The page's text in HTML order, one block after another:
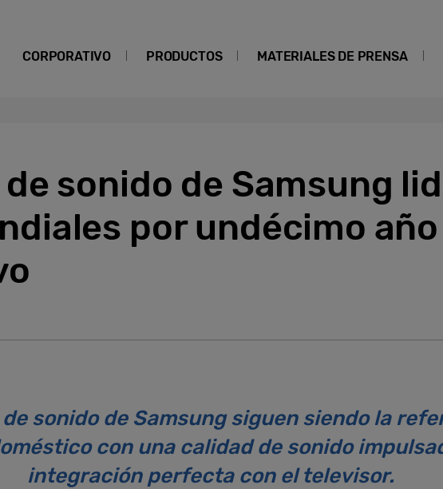
CORPORATIVO PRODUCTOS MATERIALES DE PRENSA
sonido de Samsung
por undécimo año
sonido de Samsung siguen siendo la
con una calidad de sonido
integración perfecta con el televisor.